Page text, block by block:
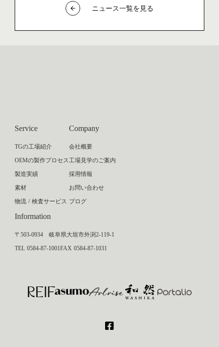
arrow_back ニュース一覧を見る
Service
TGの工場紹介
OEMの製作プロセス
製造実績
素材
物流 / 検査サービス
Company
会社概要
工場見学のご案内
採用情報
お問い合わせ
ブログ
Information
〒503-0934 岐阜県大垣市外渕2-119-1
TEL 0584-87-1001FAX 0584-87-1031